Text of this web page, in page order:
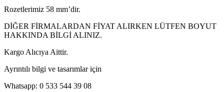
Rozetlerimiz 58 mm’dir.
DİĞER FİRMALARDAN FİYAT ALIRKEN LÜTFEN BOYUT
HAKKINDA BİLGİ ALINIZ.
Kargo Alıcıya Aittir.
Ayrıntılı bilgi ve tasarımlar için
Whatsapp: 0 533 544 39 08